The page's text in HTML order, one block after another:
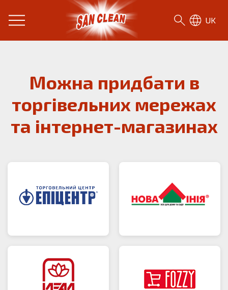
UK
Можна придбати в
торгівельних мережах
та інтернет-магазинах